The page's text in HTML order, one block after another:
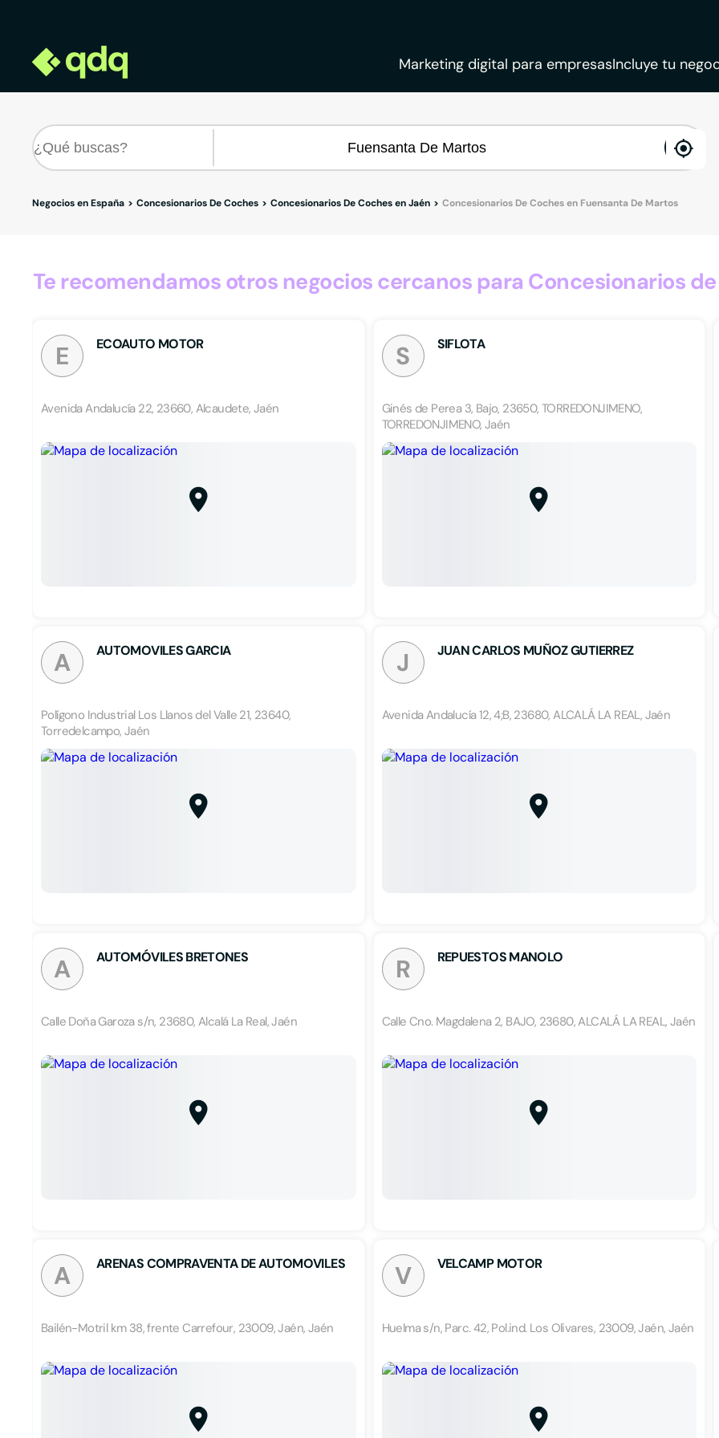
Marketing digital para empresasIncluye tu
Negocios en España Concesionarios De Coches Concesionarios De Coches en Jaén Concesionarios De Coches en Fuensanta De Martos
Te recomendamos otros negocios cercanos para Concesionarios
E ECOAUTO MOTOR
Avenida Andalucía 22, 23660, Alcaudete, Jaén
S SIFLOTA
Ginés de Perea 3, Bajo, 23650, TORREDONJIMENO,
TORREDONJIMENO, Jaén
A AUTOMOVILES GARCIA
Polígono Industrial Los Llanos del Valle 21, 23640,
Torredelcampo, Jaén
J JUAN CARLOS MUÑOZ GUTIERREZ
Avenida Andalucía 12, 4;B, 23680, ALCALÁ LA REAL, Jaén
A AUTOMÓVILES BRETONES
Calle Doña Garoza s/n, 23680, Alcalá La Real, Jaén
R REPUESTOS MANOLO
Calle Cno. Magdalena 2, BAJO, 23680, ALCALÁ LA REAL, Jaén
A ARENAS COMPRAVENTA DE AUTOMOVILES
Bailén-Motril km 38, frente Carrefour, 23009, Jaén, Jaén
V VELCAMP MOTOR
Huelma s/n, Parc. 42, Pol.ind. Los Olivares, 23009, Jaén, Jaén